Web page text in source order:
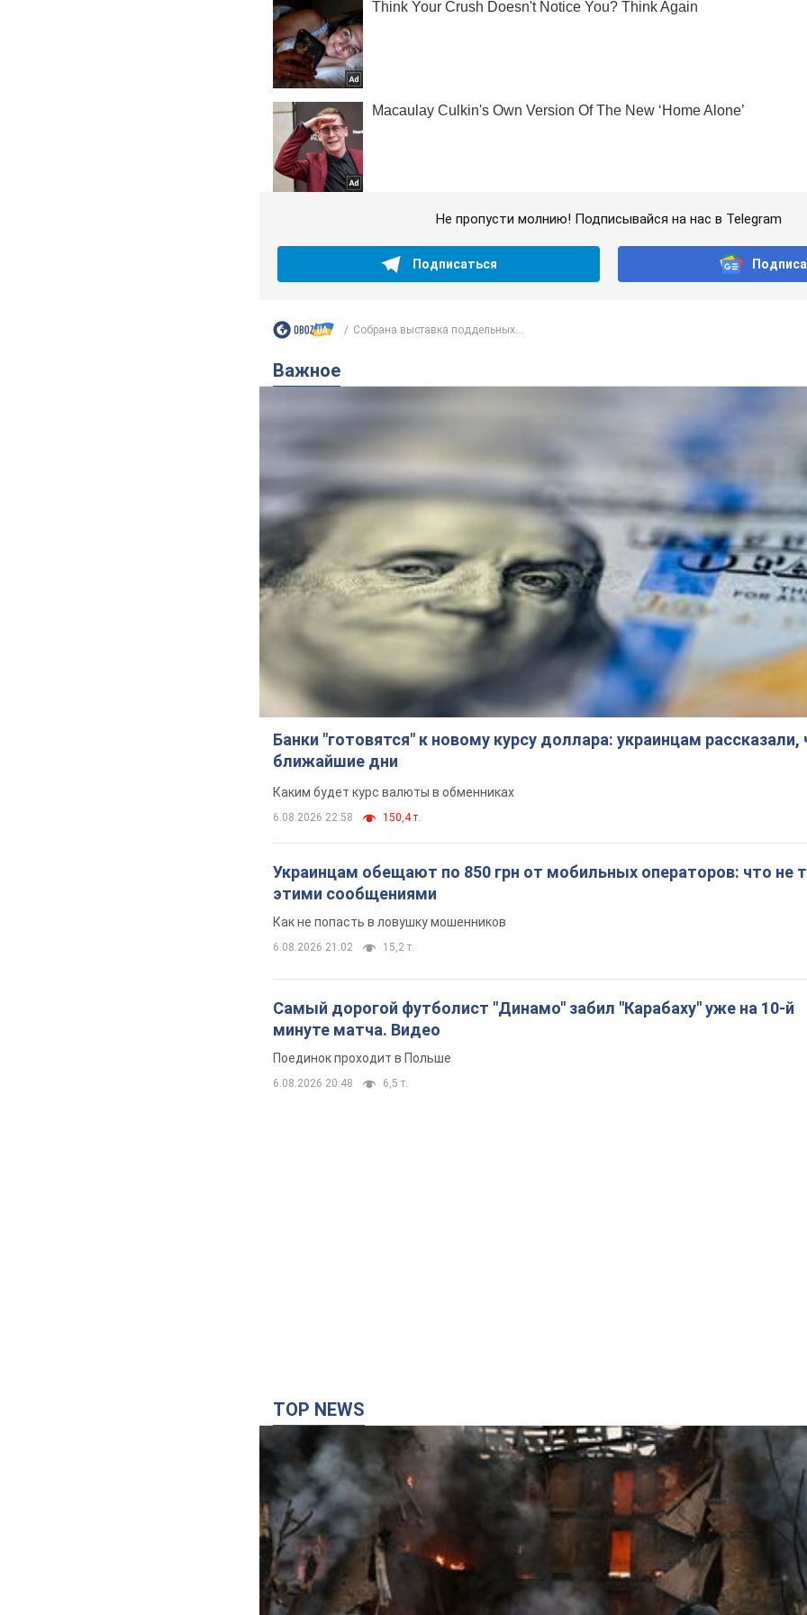
Не пропусти молнию! Подписывайся на нас в Telegram
Подписаться
Собрана выставка поддельных...
Важное
Банки "готовятся" к новому курсу доллара: украинцам
ближайшие дни
Каким будет курс валюты в обменниках
6.08.2026 22:58 150,4 т.
Украинцам обещают по 850 грн от мобильных операторов: что не
этими сообщениями
Как не попасть в ловушку мошенников
6.08.2026 21:02 15,2 т.
Самый дорогой футболист "Динамо" забил "Карабаху" уже на 10-й
минуте матча. Видео
Поединок проходит в Польше
6.08.2026 20:48 6,5 т.
TOP NEWS